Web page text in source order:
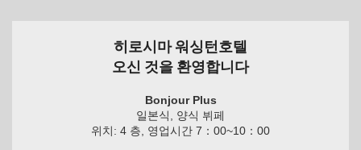
히로시마 워싱턴호텔
오신 것을 환영합니다
Bonjour Plus
일본식, 양식 뷔페
위치: 4 층, 영업시간 7：00~10：00